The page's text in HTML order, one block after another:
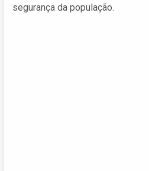
segurança da população.